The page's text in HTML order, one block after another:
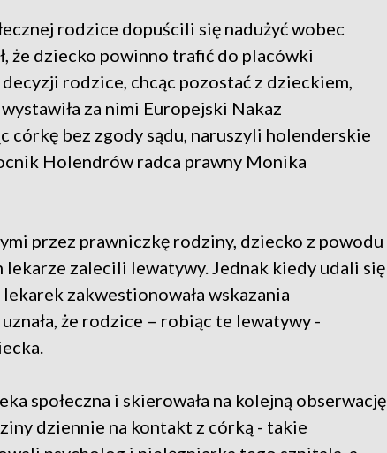
rodzice dopuścili się nadużyć wobec
że dziecko powinno trafić do placówki
rodzice, chcąc pozostać z dzieckiem,
za nimi Europejski Nakaz
córkę bez zgody sądu, naruszyli holenderskie
Holendrów radca prawny Monika
przez prawniczkę rodziny, dziecko z powodu
lekarze zalecili lewatywy. Jednak kiedy udali się
zakwestionowała wskazania
że rodzice – robiąc te lewatywy -
społeczna i skierowała na kolejną obserwację
dziennie na kontakt z córką - takie